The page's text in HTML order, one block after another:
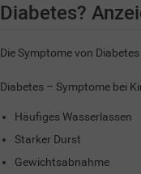
Diabetes?
Die Symptome von
Diabetes – Symptome bei
Häufiges Wasserlassen
Starker Durst
Gewichtsabnahme